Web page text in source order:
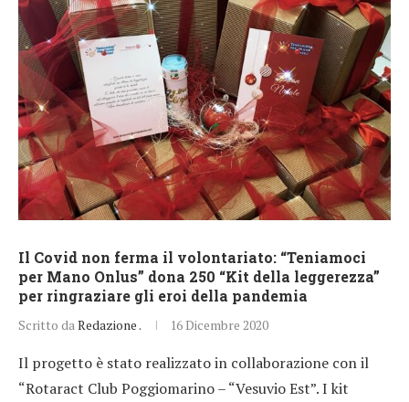
Il Covid non ferma il volontariato: “Teniamoci
per Mano Onlus” dona 250 “Kit della leggerezza”
per ringraziare gli eroi della pandemia
Scritto da Redazione . 16 Dicembre 2020
Il progetto è stato realizzato in collaborazione con il
“Rotaract Club Poggiomarino – “Vesuvio Est”. I kit